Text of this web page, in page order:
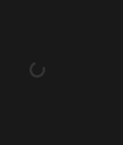
geladen …